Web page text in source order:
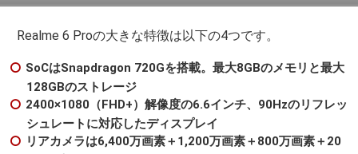
Realme 6 Proの大きな特徴は以下の4つです。
SoCはSnapdragon 720Gを搭載。最大8GBのメモリと最大
128GBのストレージ
2400×1080（FHD+）解像度の6.6インチ、90Hzのリフレッ
シュレートに対応したディスプレイ
リアカメラは6,400万画素＋1,200万画素＋800万画素＋20